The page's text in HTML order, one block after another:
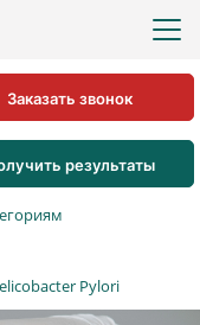
результаты
Заказать звонок
Pylori